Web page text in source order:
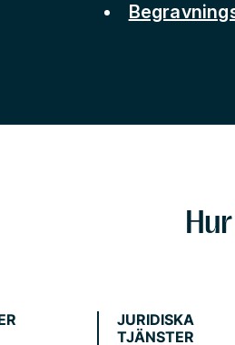
JURIDISKA
TJÄNSTER